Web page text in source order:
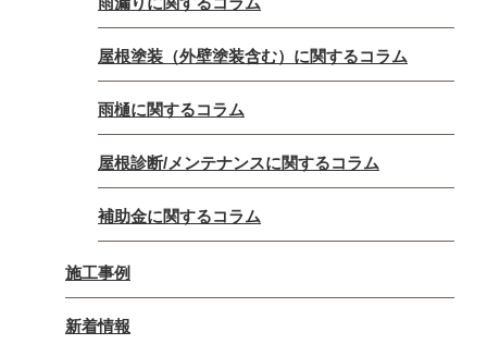
屋根塗装（外壁塗装含む）に関するコラム
雨樋に関するコラム
屋根診断/メンテナンスに関するコラム
補助金に関するコラム
施工事例
新着情報